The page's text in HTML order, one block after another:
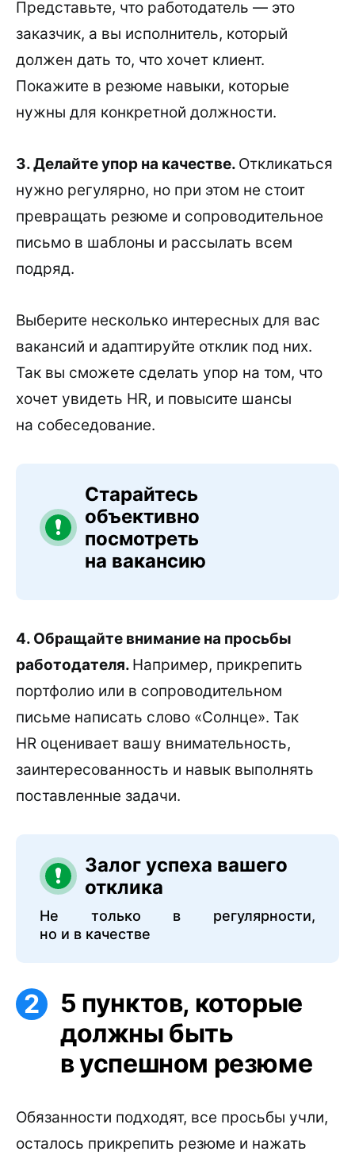
Представьте, что работодатель — это
заказчик, а вы исполнитель, который
должен дать то, что хочет клиент.
Покажите в резюме навыки, которые
нужны для конкретной должности.
3. Делайте упор на качестве. Откликаться
нужно регулярно, но при этом не стоит
превращать резюме и сопроводительное
письмо в шаблоны и рассылать всем
подряд.
Выберите несколько интересных для вас
вакансий и адаптируйте отклик под них.
Так вы сможете сделать упор на том, что
хочет увидеть HR, и повысите шансы
на собеседование.
Старайтесь
объективно
посмотреть
на вакансию
4. Обращайте внимание на просьбы
работодателя. Например, прикрепить
портфолио или в сопроводительном
письме написать слово «Солнце». Так
HR оценивает вашу внимательность,
заинтересованность и навык выполнять
поставленные задачи.
Залог успеха вашего
отклика
Не только в регулярности,
но и в качестве
5 пунктов, которые
должны быть
в успешном резюме
Обязанности подходят, все просьбы учли,
осталось прикрепить резюме и нажать